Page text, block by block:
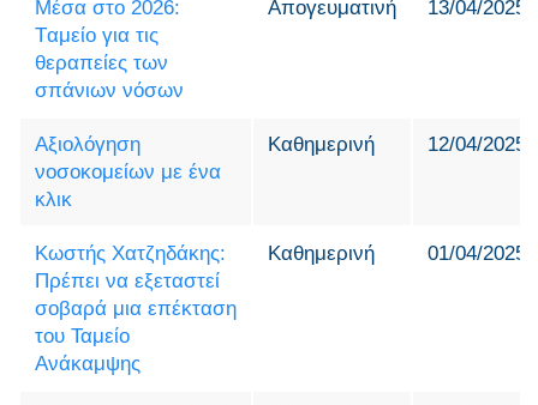
Μέσα στο 2026:
Tαμείο για τις
θεραπείες των
σπάνιων νόσων
Απογευματινή 13/04/2025
Αξιολόγηση
νοσοκομείων με ένα
κλικ
Καθημερινή 12/04/2025
Κωστής Χατζηδάκης:
Πρέπει να εξεταστεί
σοβαρά μια επέκταση
του Ταμείο
Ανάκαμψης
Καθημερινή 01/04/2025